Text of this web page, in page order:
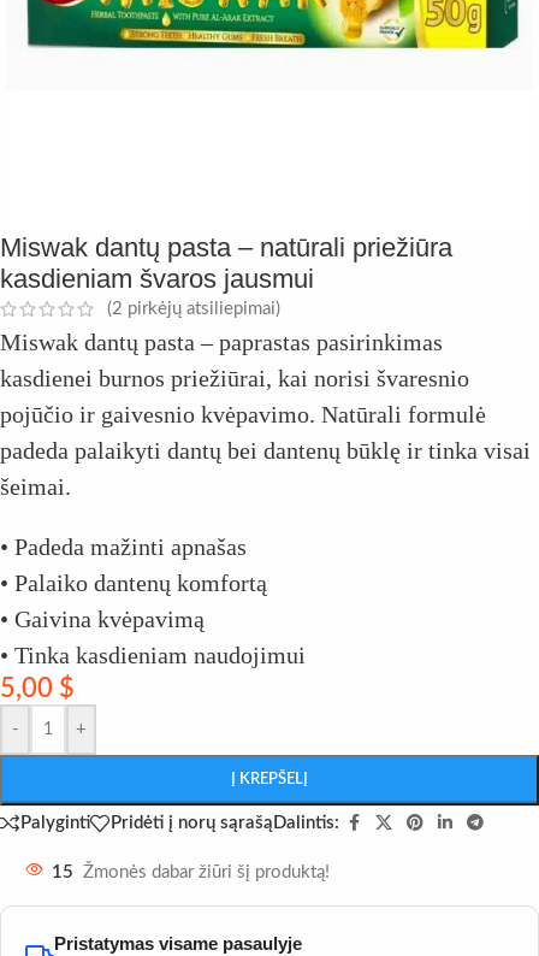
Miswak dantų pasta – natūrali priežiūra
kasdieniam švaros jausmui
(2 pirkėjų atsiliepimai)
Miswak dantų pasta – paprastas pasirinkimas
kasdienei burnos priežiūrai, kai norisi švaresnio
pojūčio ir gaivesnio kvėpavimo. Natūrali formulė
padeda palaikyti dantų bei dantenų būklę ir tinka visai
šeimai.
• Padeda mažinti apnašas
• Palaiko dantenų komfortą
• Gaivina kvėpavimą
• Tinka kasdieniam naudojimui
5,00 $
- +
Į KREPŠELĮ
Palyginti Pridėti į norų sąrašą Dalintis:
15 Žmonės dabar žiūri šį produktą!
Pristatymas visame pasaulyje